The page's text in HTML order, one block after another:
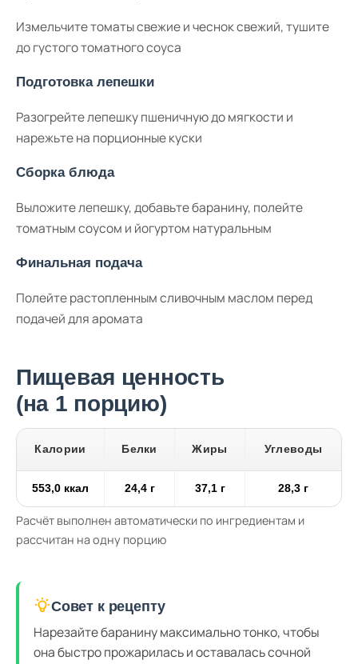
Измельчите томаты свежие и чеснок свежий, тушите
до густого томатного соуса
Подготовка лепешки
Разогрейте лепешку пшеничную до мягкости и
нарежьте на порционные куски
Сборка блюда
Выложите лепешку, добавьте баранину, полейте
томатным соусом и йогуртом натуральным
Финальная подача
Полейте растопленным сливочным маслом перед
подачей для аромата
Пищевая ценность
(на 1 порцию)
Калории Белки Жиры Углеводы
553,0 ккал 24,4 г 37,1 г 28,3 г
Расчёт выполнен автоматически по ингредиентам и
рассчитан на одну порцию
Совет к рецепту
Нарезайте баранину максимально тонко, чтобы
она быстро прожарилась и оставалась сочной